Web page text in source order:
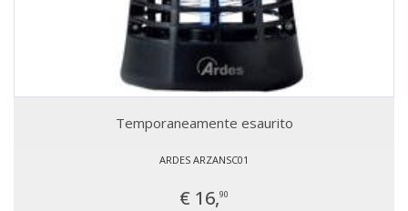
Temporaneamente esaurito
ARDES ARZANSC01
€ 16,90